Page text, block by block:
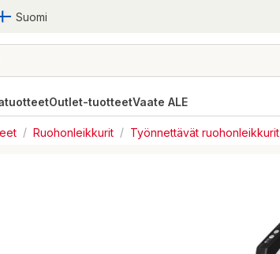
Suomi
Outlet-tuotteetVaate ALE
/ Ruohonleikkurit / Työnnettävät ruohonleikkurit